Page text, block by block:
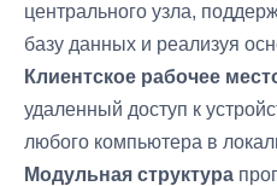
центрального узла,
базу данных и реализуя
Клиентское рабочее
удаленный доступ к
любого компьютера в
Модульная структура